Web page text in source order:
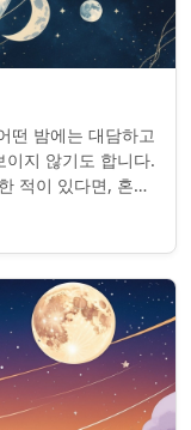
떤 밤에는 대담하고
지 않기도 합니다.
적이 있다면, 혼자